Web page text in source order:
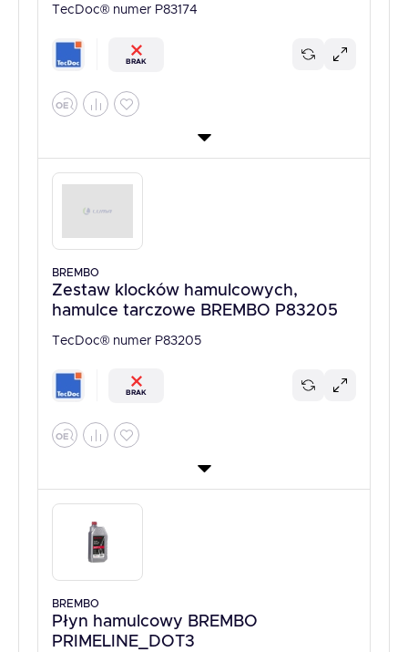
TecDoc® numer P83174
BRAK
BREMBO
Zestaw klocków hamulcowych,
hamulce tarczowe BREMBO P83205
TecDoc® numer P83205
BRAK
BREMBO
Płyn hamulcowy BREMBO
PRIMELINE_DOT3